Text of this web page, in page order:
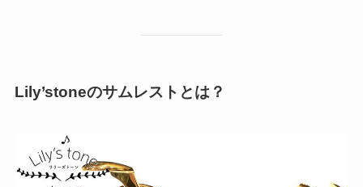
Lily’stoneのサムレストとは？